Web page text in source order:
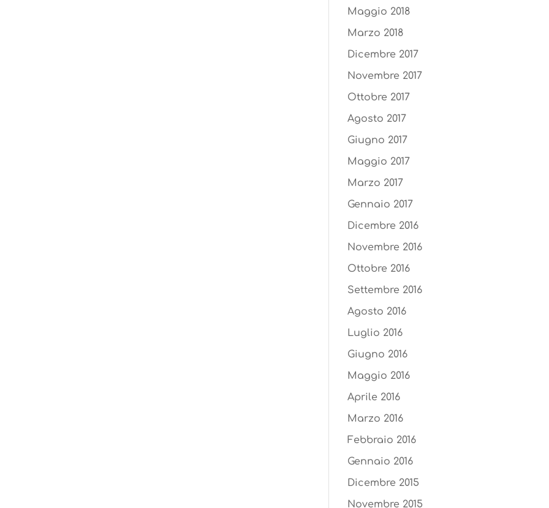
Maggio 2018
Marzo 2018
Dicembre 2017
Novembre 2017
Ottobre 2017
Agosto 2017
Giugno 2017
Maggio 2017
Marzo 2017
Gennaio 2017
Dicembre 2016
Novembre 2016
Ottobre 2016
Settembre 2016
Agosto 2016
Luglio 2016
Giugno 2016
Maggio 2016
Aprile 2016
Marzo 2016
Febbraio 2016
Gennaio 2016
Dicembre 2015
Novembre 2015